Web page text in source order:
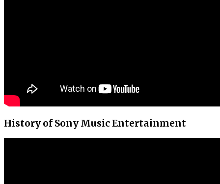
History of Sony Music Entertainment